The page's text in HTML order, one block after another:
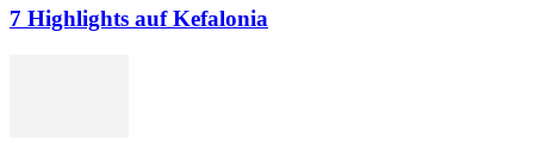
7 Highlights auf Kefalonia